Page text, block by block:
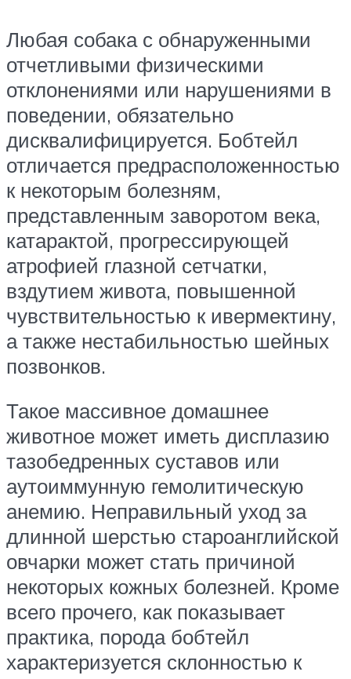
Любая собака с обнаруженными
отчетливыми физическими
отклонениями или нарушениями в
поведении, обязательно
дисквалифицируется. Бобтейл
отличается предрасположенностью
к некоторым болезням,
представленным заворотом века,
катарактой, прогрессирующей
атрофией глазной сетчатки,
вздутием живота, повышенной
чувствительностью к ивермектину,
а также нестабильностью шейных
позвонков.
Такое массивное домашнее
животное может иметь дисплазию
тазобедренных суставов или
аутоиммунную гемолитическую
анемию. Неправильный уход за
длинной шерстью староанглийской
овчарки может стать причиной
некоторых кожных болезней. Кроме
всего прочего, как показывает
практика, порода бобтейл
характеризуется склонностью к